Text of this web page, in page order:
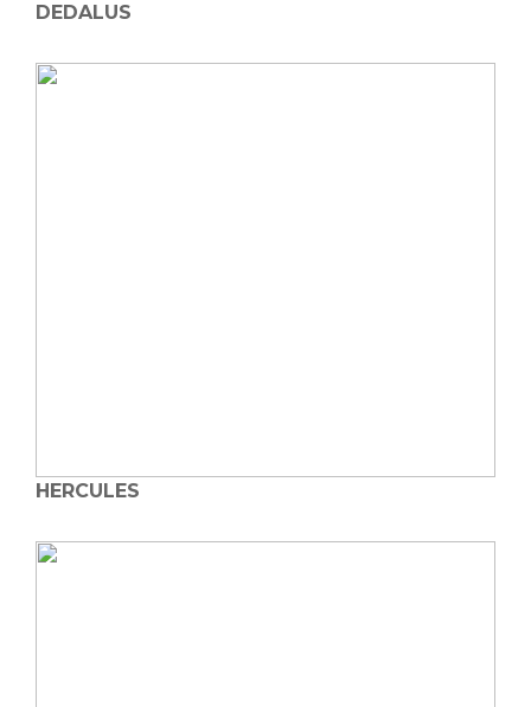
DEDALUS
HERCULES